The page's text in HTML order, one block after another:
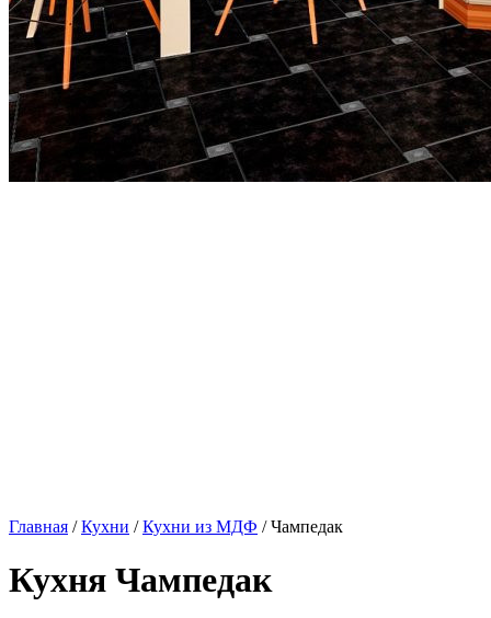
Главная /Кухни /Кухни из МДФ / Чампедак
Кухня Чампедак